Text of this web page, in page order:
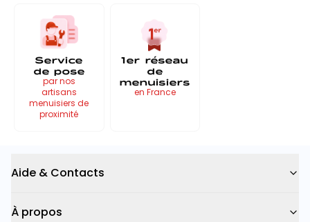
Service
de pose
par nos
artisans
menuisiers de
proximité
1er réseau
de
menuisiers
en France
Aide & Contacts
À propos